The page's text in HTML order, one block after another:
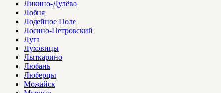
Ликино-Дулёво
Лобня
Лодейное Поле
Лосино-Петровский
Луга
Луховицы
Лыткарино
Любань
Люберцы
Можайск